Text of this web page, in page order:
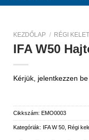
KEZDŐLAP / RÉGI
IFA W50
Kérjük, jelentkezzen
Cikkszám: EMO0003
Kategóriák: IFA W 50 Régi